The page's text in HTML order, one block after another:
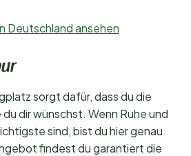
Deutschland ansehen
sorgt dafür, dass du die
dir wünschst. Wenn Ruhe und
sind, bist du hier genau
findest du garantiert die